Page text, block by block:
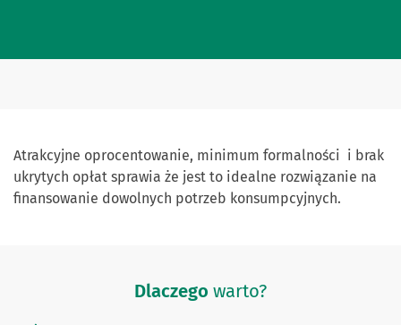
Atrakcyjne oprocentowanie, minimum formalności i brak
ukrytych opłat sprawia że jest to idealne rozwiązanie na
finansowanie dowolnych potrzeb konsumpcyjnych.
Dlaczego warto?